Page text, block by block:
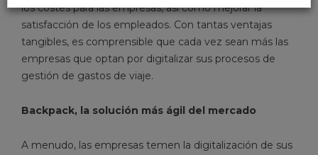
los costes para las empresas, así como mejorar la
satisfacción de los empleados. Con tantas ventajas
tangibles, es comprensible que cada vez sean más las
empresas que optan por digitalizar sus procesos de
gestión de gastos de viaje.
Backpack, la solución más ágil del mercado
A menudo, las empresas temen la digitalización de sus